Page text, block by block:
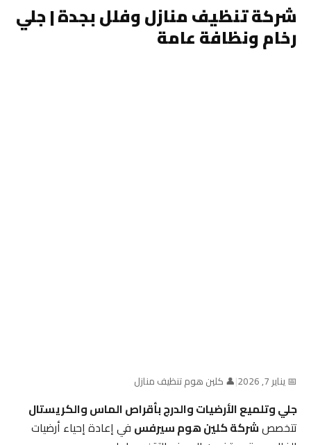
شركة تنظيف منازل وفلل بجدة | جلي
رخام ونظافة عامة
📅 يناير 7, 2026 |👤 كلين هوم تنظيف منازل
جلي وتلميع الأرضيات والدرج بأقراص الماس والكريستال
تتخصصشركة كلين هوم سيرفسفي إعادة إحياء أرضيات